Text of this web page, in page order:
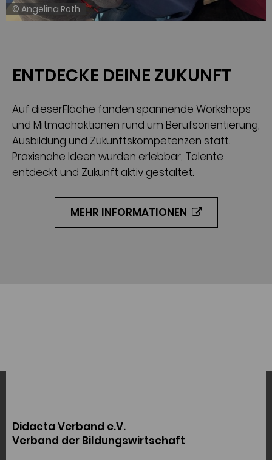
© Angelina Roth
ENTDECKE DEINE ZUKUNFT
Auf dieserFläche fanden spannende Workshops
und Mitmachaktionen rund um Berufsorientierung,
Ausbildung und Zukunftskompetenzen statt.
Praxisnahe Ideen wurden erlebbar, Talente
entdeckt und Zukunft aktiv gestaltet.
MEHR INFORMATIONEN
Didacta Verband e.V.
Verband der Bildungswirtschaft